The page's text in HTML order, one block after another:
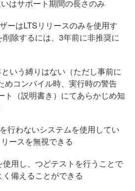
はサポート期間の長さのみ
ーはLTSリリースのみを使用す
除するには、3年前に非推奨に
いう縛りはない（ただし事前に
めコンパイル時、実行時の警告
ト（説明書き）にてあらかじめ知
行わないシステムを使用してい
ースを無視できる
使用し、つどテストを行うことで
備えることができる